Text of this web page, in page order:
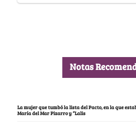
Notas
La mujer que tumbó la lista del Pacto, en la que
María del Mar Pizarro y “Lalis